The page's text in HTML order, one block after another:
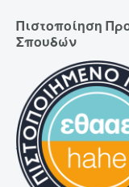
Πιστοποίηση
Σπουδών